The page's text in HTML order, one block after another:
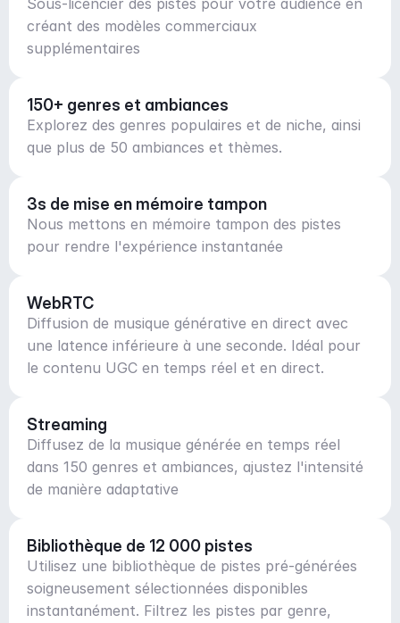
Sous-licencier des pistes pour votre audience en
créant des modèles commerciaux
supplémentaires
150+ genres et ambiances
Explorez des genres populaires et de niche, ainsi
que plus de 50 ambiances et thèmes.
3s de mise en mémoire tampon
Nous mettons en mémoire tampon des pistes
pour rendre l'expérience instantanée
WebRTC
Diffusion de musique générative en direct avec
une latence inférieure à une seconde. Idéal pour
le contenu UGC en temps réel et en direct.
Streaming
Diffusez de la musique générée en temps réel
dans 150 genres et ambiances, ajustez l'intensité
de manière adaptative
Bibliothèque de 12 000 pistes
Utilisez une bibliothèque de pistes pré-générées
soigneusement sélectionnées disponibles
instantanément. Filtrez les pistes par genre,